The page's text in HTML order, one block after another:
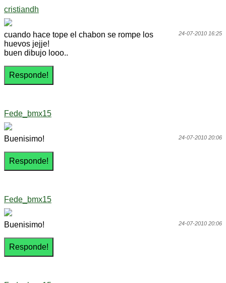
cristiandh
24-07-2010 16:25
cuando hace tope el chabon se rompe los
huevos jejje!
buen dibujo looo..
Fede_bmx15
24-07-2010 20:06
Buenisimo!
Fede_bmx15
24-07-2010 20:06
Buenisimo!